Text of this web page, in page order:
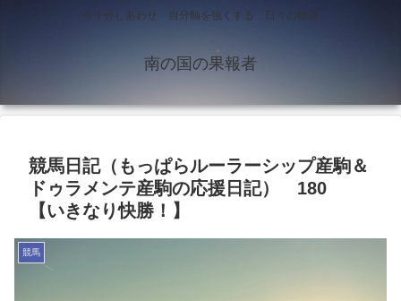
今十分しあわせ 自分軸を強くする 日々の物語
南の国の果報者
競馬日記（もっぱらルーラーシップ産駒＆
ドゥラメンテ産駒の応援日記） 180
【いきなり快勝！】
競馬